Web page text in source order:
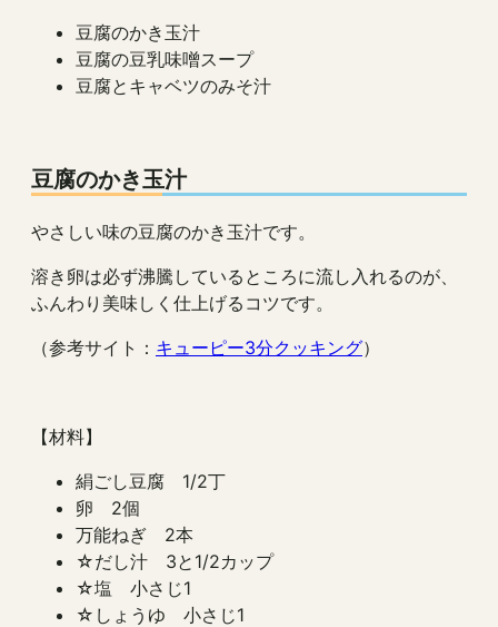
豆腐のかき玉汁
豆腐の豆乳味噌スープ
豆腐とキャベツのみそ汁
豆腐のかき玉汁
やさしい味の豆腐のかき玉汁です。
溶き卵は必ず沸騰しているところに流し入れるのが、
ふんわり美味しく仕上げるコツです。
（参考サイト： キューピー3分クッキング）
【材料】
絹ごし豆腐 1/2丁
卵 2個
万能ねぎ 2本
☆だし汁 3と1/2カップ
☆塩 小さじ1
☆しょうゆ 小さじ1